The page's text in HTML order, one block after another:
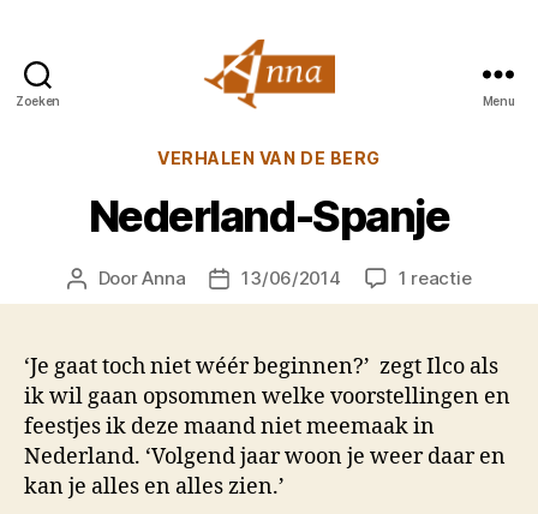
Zoeken
van
Menu
Categorieën
VERHALEN VAN DE BERG
Nederland-Spanje
Berichtauteur
DoorAnna Berichtdatum
13/06/2014 1 reactieop
‘Je gaat toch niet wéér beginnen?’ zegt Ilco als
ik wil gaan opsommen welke voorstellingen en
feestjes ik deze maand niet meemaak in
Nederland. ‘Volgend jaar woon je weer daar en
kan je alles en alles zien.’